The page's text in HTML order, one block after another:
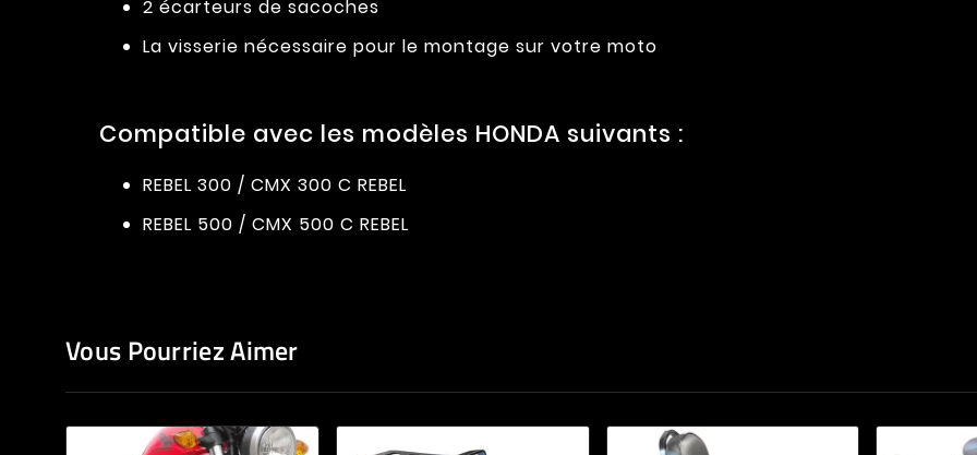
2 écarteurs de sacoches
La visserie nécessaire pour le montage sur votre moto
Compatible avec les modèles HONDA suivants :
REBEL 300 / CMX 300 C REBEL
REBEL 500 / CMX 500 C REBEL
Vous Pourriez Aimer